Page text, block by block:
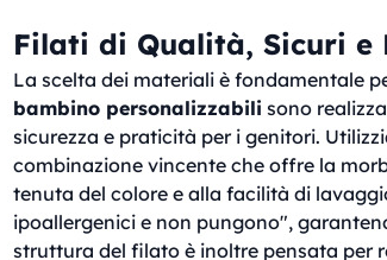
Filati di Qualità, Sicuri e
La scelta dei materiali è fondamentale
bambino personalizzabili sono
sicurezza e praticità per i genitori.
combinazione vincente che offre la
tenuta del colore e alla facilità di
ipoallergenici e non pungono",
struttura del filato è inoltre pensata per